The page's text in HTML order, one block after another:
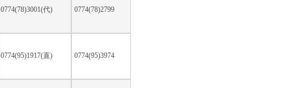
0774(78)3001(代) 0774(78)2799
0774(95)1917(直) 0774(95)3974